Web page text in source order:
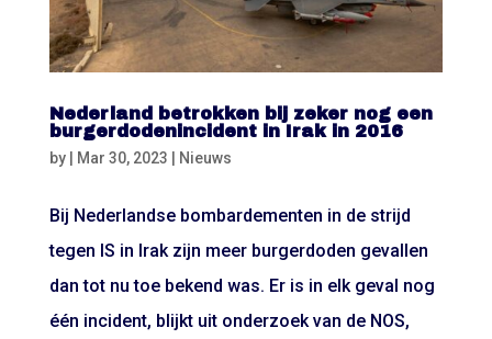
Nederland betrokken bij zeker nog een
burgerdodenincident in Irak in 2016
by Mar 30, 2023 Nieuws
Bij Nederlandse bombardementen in de strijd
tegen IS in Irak zijn meer burgerdoden gevallen
dan tot nu toe bekend was. Er is in elk geval nog
één incident, blijkt uit onderzoek van de NOS,